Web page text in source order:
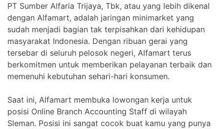
PT Sumber Alfaria Trijaya, Tbk, atau yang lebih dikenal
dengan Alfamart, adalah jaringan minimarket yang
sudah menjadi bagian tak terpisahkan dari kehidupan
masyarakat Indonesia. Dengan ribuan gerai yang
tersebar di seluruh pelosok negeri, Alfamart terus
berkomitmen untuk memberikan pelayanan terbaik dan
memenuhi kebutuhan sehari-hari konsumen.
Saat ini, Alfamart membuka lowongan kerja untuk
posisi Online Branch Accounting Staff di wilayah
Sleman. Posisi ini sangat cocok buat kamu yang punya